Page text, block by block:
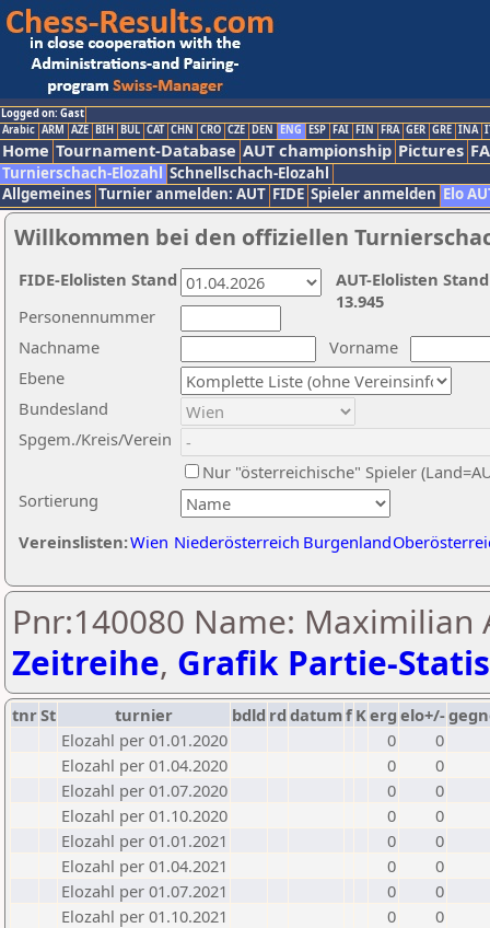
Logged on: Gast
Arabic ARM AZE BIH BUL CAT CHN CRO CZE DEN ENG ESP FAI FIN FRA GER GRE INA
Home Tournament-Database AUT championship Pictures
Turnierschach-Elozahl Schnellschach-Elozahl
Allgemeines Turnier anmelden: AUT FIDE Spieler anmelden Elo
Willkommen bei den offiziellen
Nachname
Vorname
Ebene
Sortierung
Personennummer
Bundesland
Spgem./Kreis/Verein
Nur "österreichische" Spieler
Vereinslisten:Wien Niederösterreich Burgenland
AUT-Elolisten
13.945
FIDE-Elolisten Stand
Pnr:140080 Name: Maximilian
Zeitreihe, Grafik Partie-
tnrSt turnier bdld rd datumf Kerg elo+/-
Elozahl per 01.01.2020
0
0
Elozahl per 01.04.2020
0
0
Elozahl per 01.07.2020
0
0
Elozahl per 01.10.2020
0
0
Elozahl per 01.01.2021
0
0
Elozahl per 01.04.2021
0
0
Elozahl per 01.07.2021
0
0
Elozahl per 01.10.2021
0
0